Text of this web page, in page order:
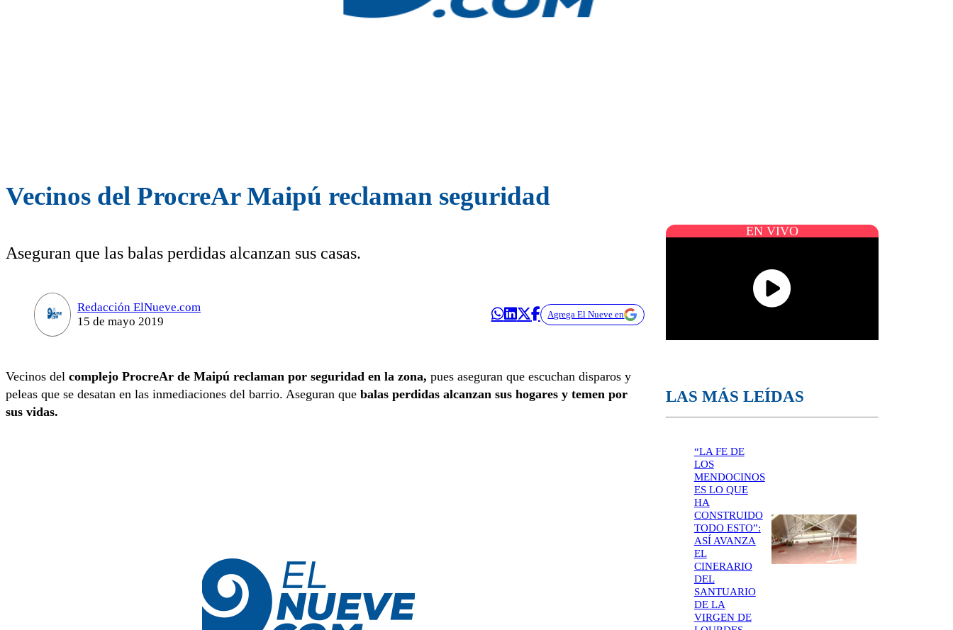
Vecinos del ProcreAr Maipú reclaman seguridad
Aseguran que las balas perdidas alcanzan sus casas.
Redacción ElNueve.com
15 de mayo 2019
Agrega El Nueve en
Vecinos del complejo ProcreAr de Maipú reclaman por seguridad en la zona, pues aseguran que escuchan disparos y
peleas que se desatan en las inmediaciones del barrio. Aseguran que balas perdidas alcanzan sus hogares y temen por
sus vidas.
EN VIVO
LAS MÁS LEÍDAS
“LA FE DE
LOS
MENDOCINOS
ES LO QUE
HA
CONSTRUIDO
TODO ESTO”:
ASÍ AVANZA
EL
CINERARIO
DEL
SANTUARIO
DE LA
VIRGEN DE